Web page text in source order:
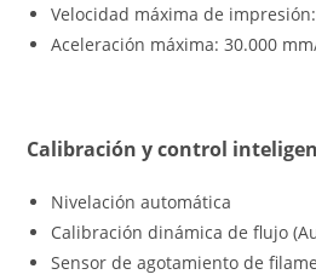
Velocidad máxima de
Aceleración máxima: 30.000
Calibración y control
Nivelación automática
Calibración dinámica de flujo
Sensor de agotamiento de